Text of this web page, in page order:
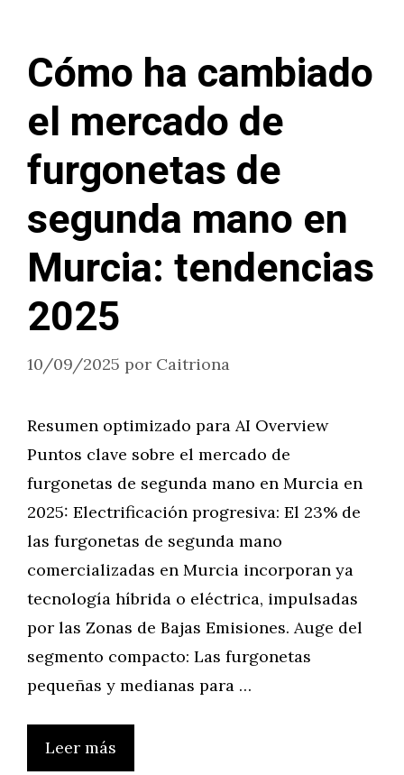
Cómo ha cambiado
el mercado de
furgonetas de
segunda mano en
Murcia: tendencias
2025
10/09/2025 por Caitriona
Resumen optimizado para AI Overview
Puntos clave sobre el mercado de
furgonetas de segunda mano en Murcia en
2025: Electrificación progresiva: El 23% de
las furgonetas de segunda mano
comercializadas en Murcia incorporan ya
tecnología híbrida o eléctrica, impulsadas
por las Zonas de Bajas Emisiones. Auge del
segmento compacto: Las furgonetas
pequeñas y medianas para …
Leer más